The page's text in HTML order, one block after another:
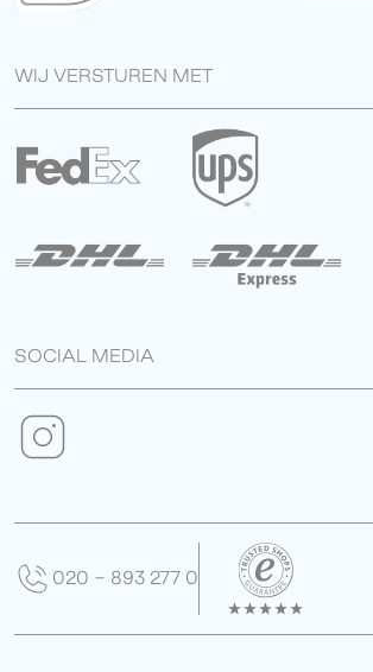
WIJ VERSTUREN MET
SOCIAL MEDIA
020 - 893 277 0